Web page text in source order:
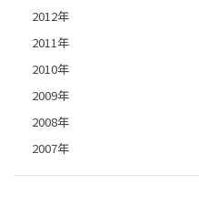
2012年
2011年
2010年
2009年
2008年
2007年